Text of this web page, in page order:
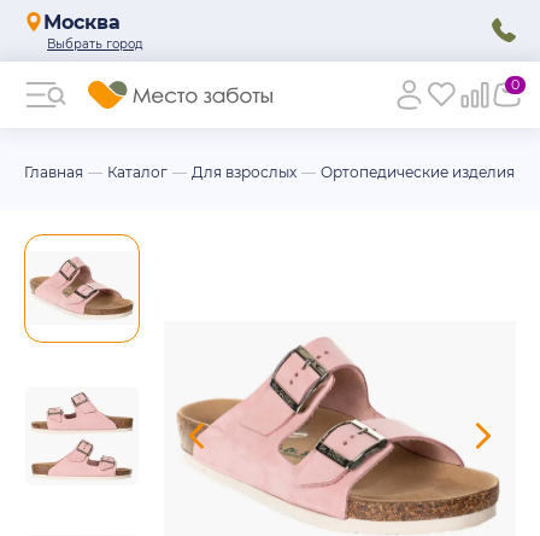
Москва
0
Главная Каталог Для взрослых Ортопедические изделия